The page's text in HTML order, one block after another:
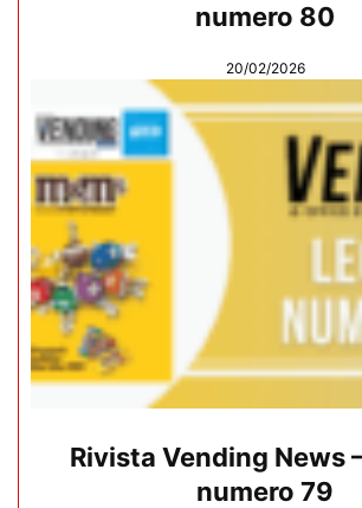
numero 80
20/02/2026
Rivista Vending News
numero 79